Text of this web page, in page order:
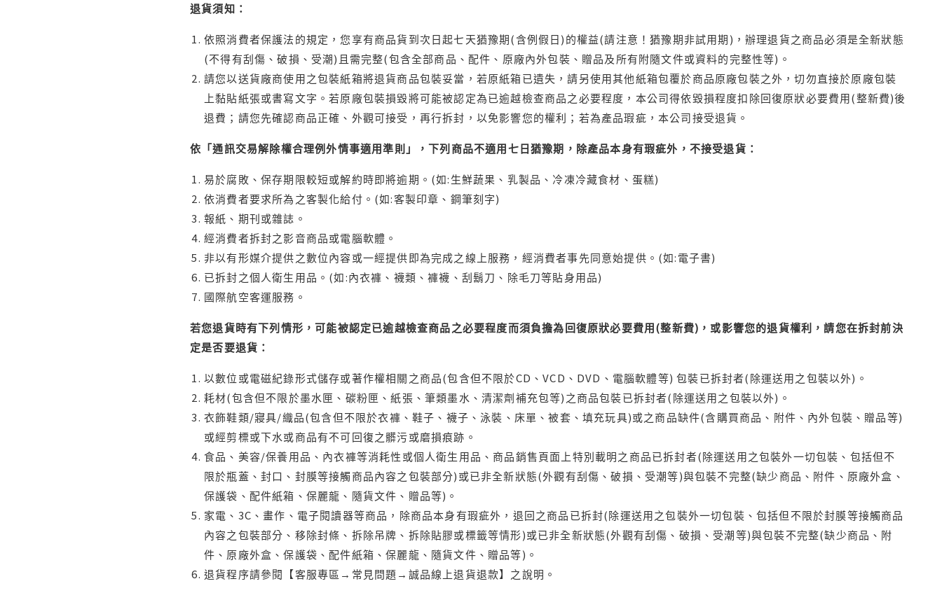
退貨須知：
依照消費者保護法的規定，您享有商品貨到次日起七天猶豫期(含例假日)的權益(請注意！猶豫期非試用期)，辦理退貨之商品必須是全新狀態
(不得有刮傷、破損、受潮)且需完整(包含全部商品、配件、原廠內外包裝、贈品及所有附隨文件或資料的完整性等)。
請您以送貨廠商使用之包裝紙箱將退貨商品包裝妥當，若原紙箱已遺失，請另使用其他紙箱包覆於商品原廠包裝之外，切勿直接於原廠包裝
上黏貼紙張或書寫文字。若原廠包裝損毀將可能被認定為已逾越檢查商品之必要程度，本公司得依毀損程度扣除回復原狀必要費用(整新費)後
退費；請您先確認商品正確、外觀可接受，再行拆封，以免影響您的權利；若為產品瑕疵，本公司接受退貨。
依「通訊交易解除權合理例外情事適用準則」，下列商品不適用七日猶豫期，除產品本身有瑕疵外，不接受退貨：
易於腐敗、保存期限較短或解約時即將逾期。(如:生鮮蔬果、乳製品、冷凍冷藏食材、蛋糕)
依消費者要求所為之客製化給付。(如:客製印章、鋼筆刻字)
報紙、期刊或雜誌。
經消費者拆封之影音商品或電腦軟體。
非以有形媒介提供之數位內容或一經提供即為完成之線上服務，經消費者事先同意始提供。(如:電子書)
已拆封之個人衛生用品。(如:內衣褲、襪類、褲襪、刮鬍刀、除毛刀等貼身用品)
國際航空客運服務。
若您退貨時有下列情形，可能被認定已逾越檢查商品之必要程度而須負擔為回復原狀必要費用(整新費)，或影響您的退貨權利，請您在拆封前決
定是否要退貨：
以數位或電磁紀錄形式儲存或著作權相關之商品(包含但不限於CD、VCD、DVD、電腦軟體等) 包裝已拆封者(除運送用之包裝以外)。
耗材(包含但不限於墨水匣、碳粉匣、紙張、筆類墨水、清潔劑補充包等)之商品包裝已拆封者(除運送用之包裝以外)。
衣飾鞋類/寢具/織品(包含但不限於衣褲、鞋子、襪子、泳裝、床單、被套、填充玩具)或之商品缺件(含購買商品、附件、內外包裝、贈品等)
或經剪標或下水或商品有不可回復之髒污或磨損痕跡。
食品、美容/保養用品、內衣褲等消耗性或個人衛生用品、商品銷售頁面上特別載明之商品已拆封者(除運送用之包裝外一切包裝、包括但不
限於瓶蓋、封口、封膜等接觸商品內容之包裝部分)或已非全新狀態(外觀有刮傷、破損、受潮等)與包裝不完整(缺少商品、附件、原廠外盒、
保護袋、配件紙箱、保麗龍、隨貨文件、贈品等)。
家電、3C、畫作、電子閱讀器等商品，除商品本身有瑕疵外，退回之商品已拆封(除運送用之包裝外一切包裝、包括但不限於封膜等接觸商品
內容之包裝部分、移除封條、拆除吊牌、拆除貼膠或標籤等情形)或已非全新狀態(外觀有刮傷、破損、受潮等)與包裝不完整(缺少商品、附
件、原廠外盒、保護袋、配件紙箱、保麗龍、隨貨文件、贈品等)。
退貨程序請參閱【客服專區→常見問題→誠品線上退貨退款】之說明。